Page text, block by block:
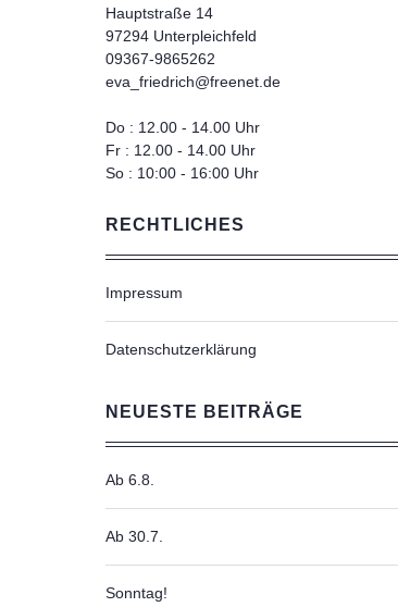
Hauptstraße 14
97294 Unterpleichfeld
09367-9865262
eva_friedrich@freenet.de
Do : 12.00 - 14.00 Uhr
Fr : 12.00 - 14.00 Uhr
So : 10:00 - 16:00 Uhr
RECHTLICHES
Impressum
Datenschutzerklärung
NEUESTE BEITRÄGE
Ab 6.8.
Ab 30.7.
Sonntag!